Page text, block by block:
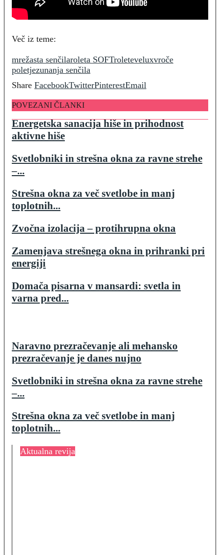
Več iz teme:
mrežasta senčilaroleta SOFTroleteveluxvroče
poletjezunanja senčila
Share FacebookTwitterPinterestEmail
POVEZANI ČLANKI
Energetska sanacija hiše in prihodnost
aktivne hiše
Svetlobniki in strešna okna za ravne strehe
–...
Strešna okna za več svetlobe in manj
toplotnih...
Zvočna izolacija – protihrupna okna
Zamenjava strešnega okna in prihranki pri
energiji
Domača pisarna v mansardi: svetla in
varna pred...
Naravno prezračevanje ali mehansko
prezračevanje je danes nujno
Svetlobniki in strešna okna za ravne strehe
–...
Strešna okna za več svetlobe in manj
toplotnih...
Aktualna revija